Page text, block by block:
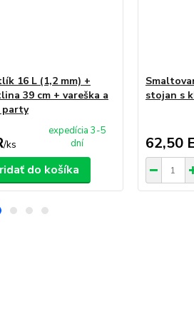
16 L (1,2 mm) +
39 cm + vareška a
party
/ks
expedícia 3-5
dní
do košíka
stojan s
62,50